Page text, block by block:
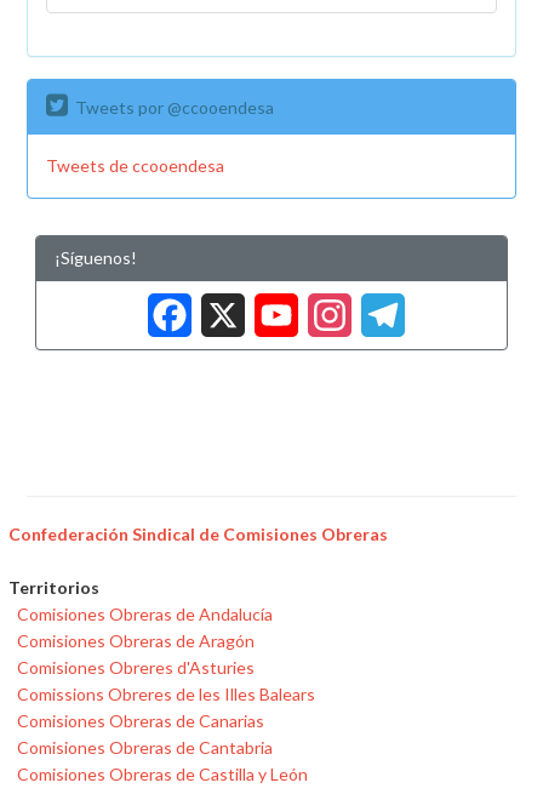
Tweets por @ccooendesa
Tweets de ccooendesa
¡Síguenos!
Facebook
X
Confederación Sindical de Comisiones Obreras
Territorios
Comisiones Obreras de Andalucía
Comisiones Obreras de Aragón
Comisiones Obreres d'Asturies
Comissions Obreres de les Illes Balears
Comisiones Obreras de Canarias
Comisiones Obreras de Cantabria
Comisiones Obreras de Castilla y León